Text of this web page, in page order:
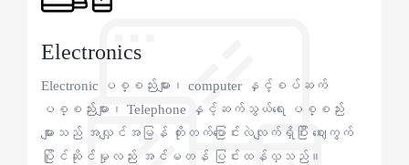
Electronics
Electronic ပစ္စည်းများ၊ computer နှင့်စပ်ဆက်
ပစ္စည်းများ၊ Telephone နှင့်ဆက်သွယ်ရေး ပစ္စည်း
များသည် အလျှင်အမြန် တိုးတက်ပြောင်းလဲလျက်ရှိပြီး ဈေးကွက်
ပြိုင်ဆိုင်မှုလည်း အင်မတန် ပြင်းထန်လှသည်။